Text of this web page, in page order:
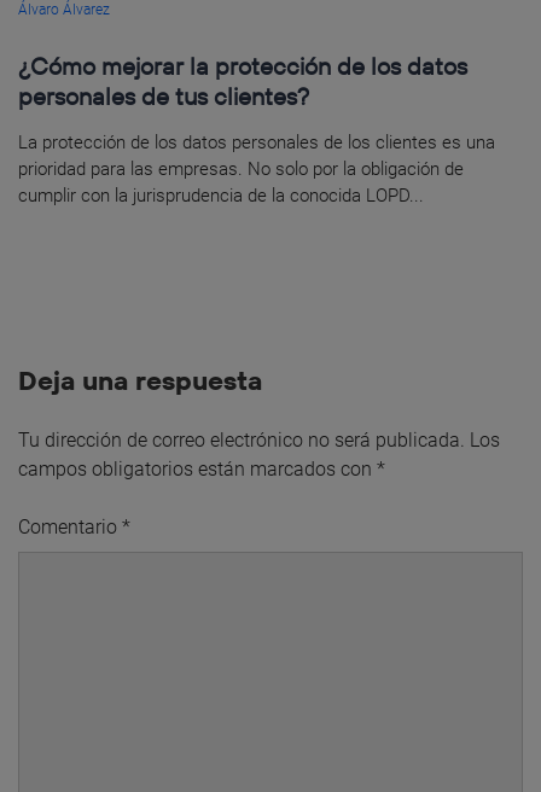
Álvaro Álvarez
¿Cómo mejorar la protección de los datos
personales de tus clientes?
La protección de los datos personales de los clientes es una
prioridad para las empresas. No solo por la obligación de
cumplir con la jurisprudencia de la conocida LOPD...
Deja una respuesta
Tu dirección de correo electrónico no será publicada. Los
campos obligatorios están marcados con *
Comentario *